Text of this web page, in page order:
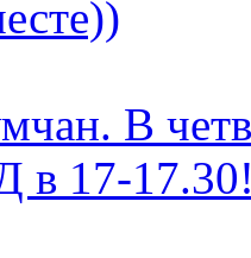
В
в 17-